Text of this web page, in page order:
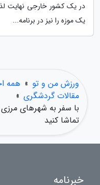
در یک کشور خارجی نهایت
یک موزه را نیز در برنامه...
ورزش من و تو » همه
مقالات گردشگری »
با سفر به شهرهای
تماشا کنید
خبرنامه